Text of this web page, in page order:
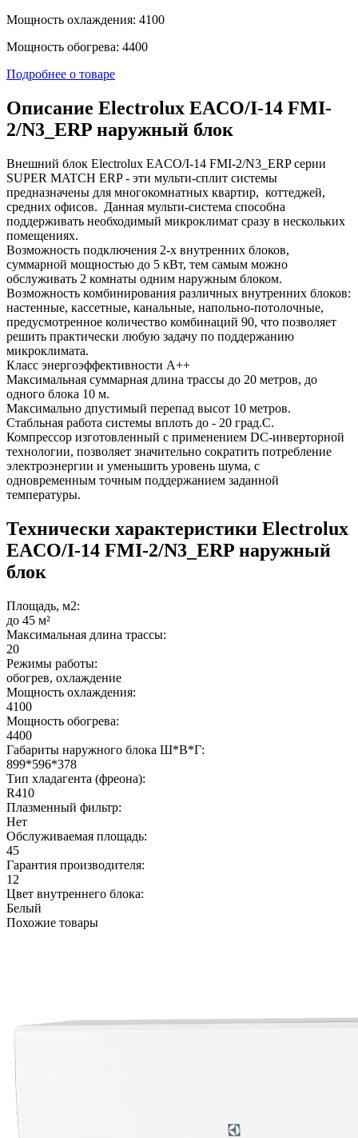
Мощность охлаждения: 4100
Мощность обогрева: 4400
Подробнее о товаре
Описание Electrolux EACO/I-14 FMI-
2/N3_ERP наружный блок
Внешний блок Electrolux EACO/I-14 FMI-2/N3_ERP серии
SUPER MATCH ERP - эти мульти-сплит системы
предназначены для многокомнатных квартир, коттеджей,
средних офисов. Данная мульти-система способна
поддерживать необходимый микроклимат сразу в нескольких
помещениях.
Возможность подключения 2-х внутренних блоков,
суммарной мощностью до 5 кВт, тем самым можно
обслуживать 2 комнаты одним наружным блоком.
Возможность комбинирования различных внутренних блоков:
настенные, кассетные, канальные, напольно-потолочные,
предусмотренное количество комбинаций 90, что позволяет
решить практически любую задачу по поддержанию
микроклимата.
Класс энергоэффективности A++
Максимальная суммарная длина трассы до 20 метров, до
одного блока 10 м.
Максимально дпустимый перепад высот 10 метров.
Стабльная работа системы вплоть до - 20 град.С.
Компрессор изготовленный с применением DC-инверторной
технологии, позволяет значительно сократить потребление
электроэнергии и уменьшить уровень шума, с
одновременным точным поддержанием заданной
температуры.
Технически характеристики Electrolux
EACO/I-14 FMI-2/N3_ERP наружный
блок
Площадь, м2:
до 45 м²
Максимальная длина трассы:
20
Режимы работы:
обогрев, охлаждение
Мощность охлаждения:
4100
Мощность обогрева:
4400
Габариты наружного блока Ш*В*Г:
899*596*378
Тип хладагента (фреона):
R410
Плазменный фильтр:
Нет
Обслуживаемая площадь:
45
Гарантия производителя:
12
Цвет внутреннего блока:
Белый
Похожие товары